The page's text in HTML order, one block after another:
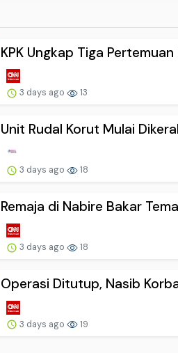
KPK Ungkap Tiga
3 days ago 13
Unit Rudal Korut Mulai
3 days ago 18
Remaja di Nabire Bakar
3 days ago 18
Operasi Ditutup, Nasib
3 days ago 19